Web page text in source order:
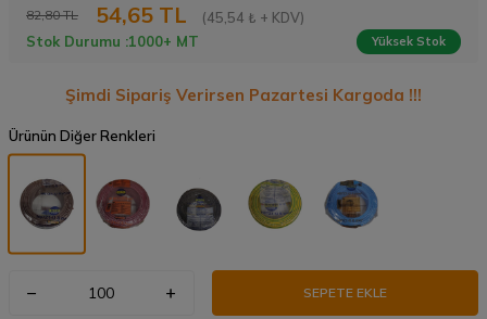
82,80TL 54,65 TL
(45,54 ₺ + KDV)
Stok Durumu :1000+ MT Yüksek Stok
Şimdi Sipariş Verirsen Pazartesi Kargoda !!!
Ürünün Diğer Renkleri
SEPETE EKLE